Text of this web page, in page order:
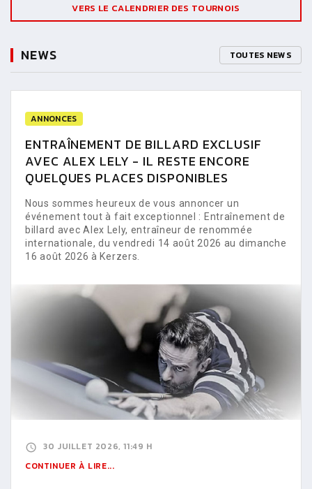
VERS LE CALENDRIER DES TOURNOIS
NEWS TOUTES NEWS
ANNONCES
ENTRAÎNEMENT DE BILLARD EXCLUSIF
AVEC ALEX LELY - IL RESTE ENCORE
QUELQUES PLACES DISPONIBLES
Nous sommes heureux de vous annoncer un
événement tout à fait exceptionnel : Entraînement de
billard avec Alex Lely, entraîneur de renommée
internationale, du vendredi 14 août 2026 au dimanche
16 août 2026 à Kerzers.
30 JUILLET 2026, 11:49 H
CONTINUER À LIRE...